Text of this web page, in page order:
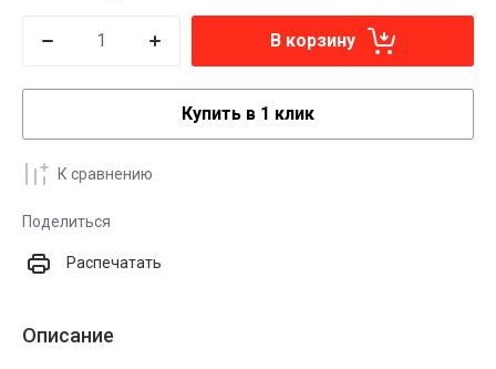
В корзину
Купить в 1 клик
К сравнению
Поделиться
Распечатать
Описание